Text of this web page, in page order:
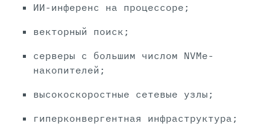
ИИ-инференс на процессоре;
векторный поиск;
серверы с большим числом NVMe-
накопителей;
высокоскоростные сетевые узлы;
гиперконвергентная инфраструктура;